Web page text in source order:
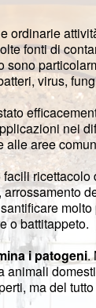
ordinarie
fonti di
virus,
nei
alle aree
o battitappeto.
i patogeni.
ma del tutto